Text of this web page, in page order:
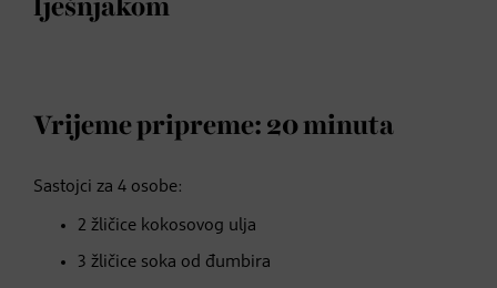
lješnjakom
Vrijeme pripreme: 20 minuta
Sastojci za 4 osobe:
2 žličice kokosovog ulja
3 žličice soka od đumbira